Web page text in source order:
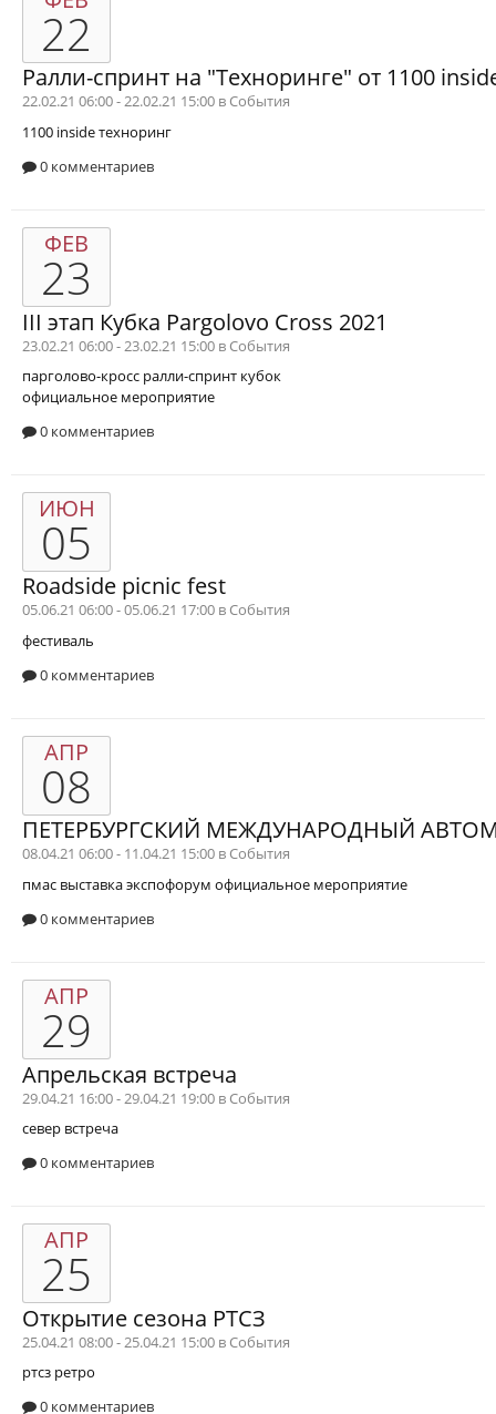
22
Ралли-спринт на "Техноринге" от 1100
22.02.21 06:00 - 22.02.21 15:00 в События
1100 insideтехноринг
0 комментариев
ФЕВ
23
III этап Кубка Pargolovo Cross 2021
23.02.21 06:00 - 23.02.21 15:00 в События
парголово-кросс ралли-спринт кубок
официальное мероприятие
0 комментариев
ИЮН
05
Roadside picnic fest
05.06.21 06:00 - 05.06.21 17:00 в События
фестиваль
0 комментариев
АПР
08
ПЕТЕРБУРГСКИЙ МЕЖДУНАРОДНЫЙ
08.04.21 06:00 - 11.04.21 15:00 в События
пмас выставкаэкспофорум официальное мероприятие
0 комментариев
АПР
29
Апрельская встреча
29.04.21 16:00 - 29.04.21 19:00 в События
север встреча
0 комментариев
АПР
25
Открытие сезона РТСЗ
25.04.21 08:00 - 25.04.21 15:00 в События
ртсз ретро
0 комментариев